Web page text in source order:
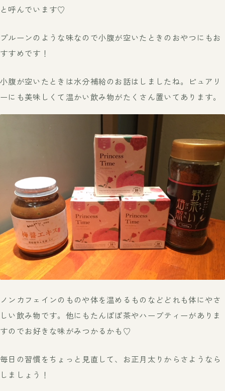
と呼んでいます♡
プルーンのような味なので小腹が空いたときのおやつにもお
すすめです！
小腹が空いたときは水分補給のお話はしましたね。ピュアリ
ーにも美味しくて温かい飲み物がたくさん置いてあります。
ノンカフェインのものや体を温めるものなどどれも体にやさ
しい飲み物です。他にもたんぽぽ茶やハーブティーがありま
すのでお好きな味がみつかるかも♡
毎日の習慣をちょっと見直して、お正月太りからさようなら
しましょう！